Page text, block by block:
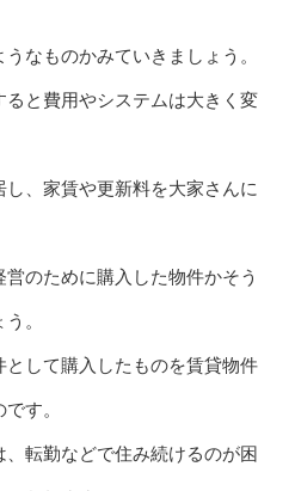
なものかみていきましょう。
と費用やシステムは大きく変
、家賃や更新料を大家さんに
のために購入した物件かそう
。
して購入したものを賃貸物件
す。
転勤などで住み続けるのが困